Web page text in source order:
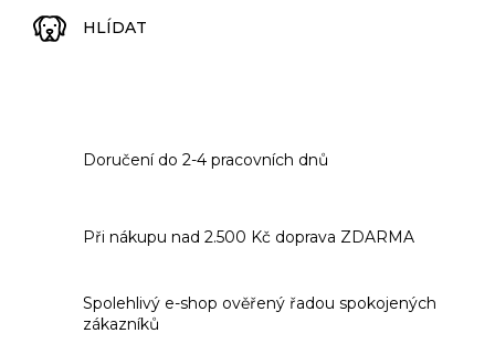
HLÍDAT
Doručení do 2-4 pracovních dnů
Při nákupu nad 2.500 Kč doprava ZDARMA
Spolehlivý e-shop ověřený řadou spokojených
zákazníků